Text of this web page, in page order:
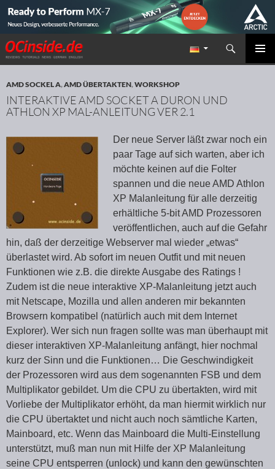
Redaktion ocinside.de PC Hardware Portal
Suchen
ZUM INHALT SPRINGEN
AMD SOCKEL A,AMD ÜBERTAKTEN,WORKSHOP
INTERAKTIVE AMD SOCKET A DURON UND
ATHLON XP MAL-ANLEITUNG VER 2.1
Der neue Server läßt zwar noch ein
paar Tage auf sich warten, aber ich
möchte keinen auf die Folter
spannen und die neue AMD Athlon
XP Malanleitung für alle derzeitig
erhältliche 5-bit AMD Prozessoren
veröffentlichen, auch auf die Gefahr
hin, daß der derzeitige Webserver mal wieder „etwas“
überlastet wird. Ab sofort im neuen Outfit und mit neuen
Funktionen wie z.B. die direkte Ausgabe des Ratings !
Zudem ist die neue interaktive XP-Malanleitung jetzt auch
mit Netscape, Mozilla und allen anderen mir bekannten
Browsern kompatibel (natürlich auch mit dem Internet
Explorer). Wer sich nun fragen sollte was man überhaupt mit
dieser interaktiven XP-Malanleitung anfängt, hier nochmal
kurz der Sinn und die Funktionen… Die Geschwindigkeit
der Prozessoren wird aus dem sogenannten FSB und dem
Multiplikator gebildet. Um die CPU zu übertakten, wird mit
Vorliebe der Multiplikator erhöht, da man hiermit wirklich nur
die CPU übertaktet und nicht auch noch sämtliche Karten,
Mainboard, etc. Wenn das Mainboard die Multi-Einstellung
unterstützt, muß man nun mit Hilfe der XP Malanleitung
seine CPU entsperren (unlock) und kann den gewünschten